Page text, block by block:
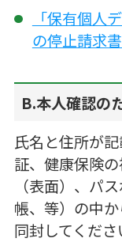
「保有個人
の停止請求
B.本人確認の
氏名と住所が
証、健康保険
（表面）、パ
帳、等）の中
同封してくださ